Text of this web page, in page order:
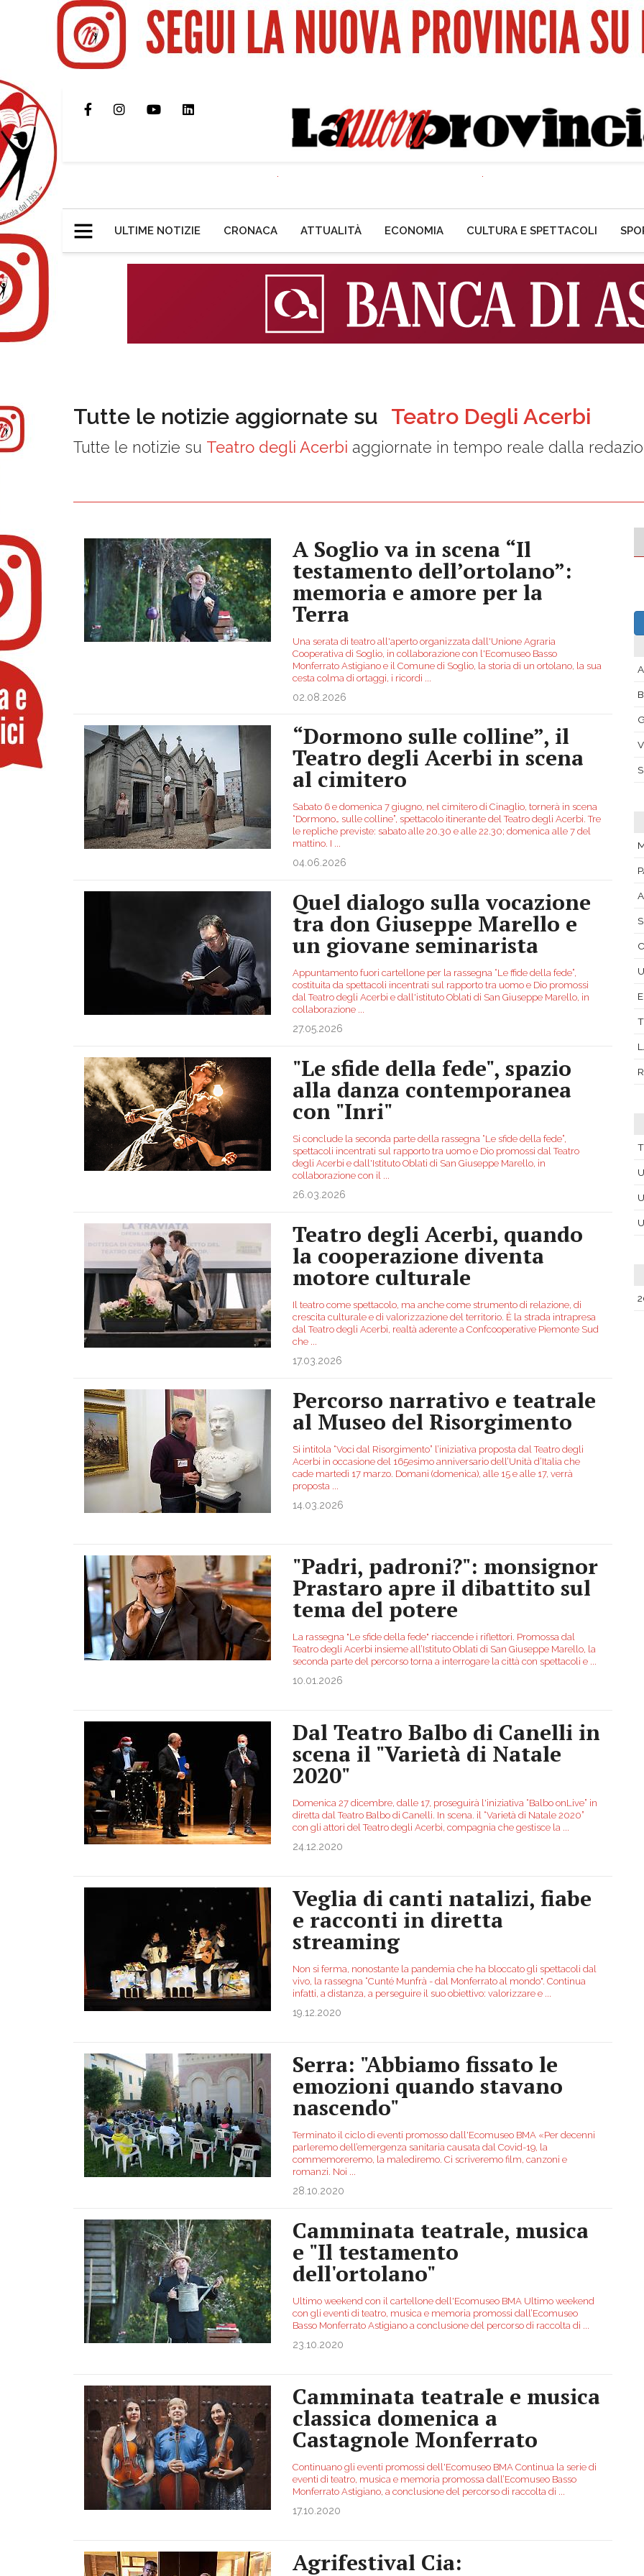
ULTIME NOTIZIE CRONACA ATTUALITÀ ECONOMIA CULTURA E SPETTACOLI
Tutte le notizie aggiornate su Teatro Degli Acerbi
Tutte le notizie su Teatro degli Acerbi aggiornate in tempo reale dalla
A Soglio va in scena “Il
testamento dell’ortolano”:
memoria e amore per la
Terra
Una serata di teatro all'aperto organizzata dall'Unione Agraria
Cooperativa di Soglio, in collaborazione con l'Ecomuseo Basso
Monferrato Astigiano e il Comune di Soglio, la storia di un ortolano, la sua
cesta colma di ortaggi, i ricordi
02.08.2026
“Dormono sulle colline”, il
Teatro degli Acerbi in scena
al cimitero
Sabato 6 e domenica 7 giugno, nel cimitero di Cinaglio, tornerà in scena
“Dormono… sulle colline”, spettacolo itinerante del Teatro degli Acerbi. Tre
le repliche previste: sabato alle 20.30 e alle 22.30; domenica alle 7 del
mattino. I
04.06.2026
Quel dialogo sulla vocazione
tra don Giuseppe Marello e
un giovane seminarista
Appuntamento fuori cartellone per la rassegna “Le ffide della fede”,
costituita da spettacoli incentrati sul rapporto tra uomo e Dio promossi
dal Teatro degli Acerbi e dall'istituto Oblati di San Giuseppe Marello, in
collaborazione
27.05.2026
"Le sfide della fede", spazio
alla danza contemporanea
con "Inri"
Si conclude la seconda parte della rassegna “Le sfide della fede”,
spettacoli incentrati sul rapporto tra uomo e Dio promossi dal Teatro
degli Acerbi e dall'Istituto Oblati di San Giuseppe Marello, in
collaborazione con il
26.03.2026
Teatro degli Acerbi, quando
la cooperazione diventa
motore culturale
Il teatro come spettacolo, ma anche come strumento di relazione, di
crescita culturale e di valorizzazione del territorio. È la strada intrapresa
dal Teatro degli Acerbi, realtà aderente a Confcooperative Piemonte Sud
che
17.03.2026
Percorso narrativo e teatrale
al Museo del Risorgimento
Si intitola “Voci dal Risorgimento” l’iniziativa proposta dal Teatro degli
Acerbi in occasione del 165esimo anniversario dell’Unità d’Italia che
cade martedì 17 marzo. Domani (domenica), alle 15 e alle 17, verrà
proposta
14.03.2026
"Padri, padroni?": monsignor
Prastaro apre il dibattito sul
tema del potere
La rassegna "Le sfide della fede" riaccende i riflettori. Promossa dal
Teatro degli Acerbi insieme all’Istituto Oblati di San Giuseppe Marello, la
seconda parte del percorso torna a interrogare la città con spettacoli e
10.01.2026
Dal Teatro Balbo di Canelli in
scena il "Varietà di Natale
2020"
Domenica 27 dicembre, dalle 17, proseguirà l'iniziativa “Balbo onLive” in
diretta dal Teatro Balbo di Canelli. In scena. il “Varietà di Natale 2020”
con gli attori del Teatro degli Acerbi, compagnia che gestisce la
24.12.2020
Veglia di canti natalizi, fiabe
e racconti in diretta
streaming
Non si ferma, nonostante la pandemia che ha bloccato gli spettacoli dal
vivo, la rassegna “Cunté Munfrà - dal Monferrato al mondo". Continua
infatti, a distanza, a perseguire il suo obiettivo: valorizzare e
19.12.2020
Serra: "Abbiamo fissato le
emozioni quando stavano
nascendo"
Terminato il ciclo di eventi promosso dall'Ecomuseo BMA «Per decenni
parleremo dell’emergenza sanitaria causata dal Covid-19, la
commemoreremo, la malediremo. Ci scriveremo film, canzoni e
romanzi. Noi
28.10.2020
Camminata teatrale, musica
e "Il testamento
dell'ortolano"
Ultimo weekend con il cartellone dell'Ecomuseo BMA Ultimo weekend
con gli eventi di teatro, musica e memoria promossi dall’Ecomuseo
Basso Monferrato Astigiano a conclusione del percorso di raccolta di
23.10.2020
Camminata teatrale e musica
classica domenica a
Castagnole Monferrato
Continuano gli eventi promossi dell'Ecomuseo BMA Continua la serie di
eventi di teatro, musica e memoria promossa dall’Ecomuseo Basso
Monferrato Astigiano, a conclusione del percorso di raccolta di
17.10.2020
Agrifestival Cia: